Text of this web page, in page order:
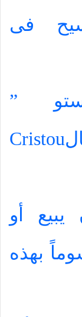
فى
”
Cristou
أو
بهذه